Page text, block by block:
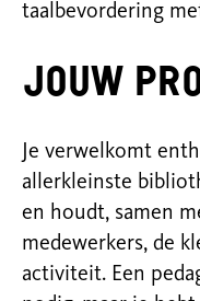
taalbevordering
Jouw
Je verwelkomt
allerkleinste
en houdt, samen
medewerkers, de
activiteit. Een